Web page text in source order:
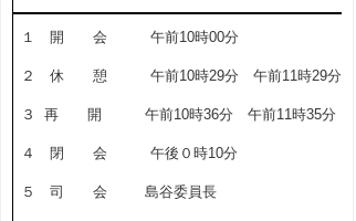
１ 開 会 午前10時00分
２ 休 憩 午前10時29分 午前11時29分
３ 再 開 午前10時36分 午前11時35分
４ 閉 会 午後０時10分
５ 司 会 島谷委員長